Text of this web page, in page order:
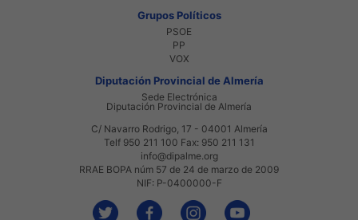
Grupos Políticos
PSOE
PP
VOX
Diputación Provincial de Almería
Sede Electrónica
Diputación Provincial de Almería
C/ Navarro Rodrigo, 17 - 04001 Almería
Telf 950 211 100 Fax: 950 211 131
info@dipalme.org
RRAE BOPA núm 57 de 24 de marzo de 2009
NIF: P-0400000-F